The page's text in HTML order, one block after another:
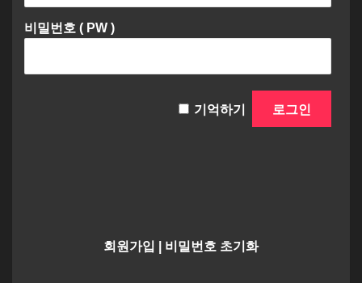
비밀번호 ( PW )
기억하기
회원가입 비밀번호 초기화